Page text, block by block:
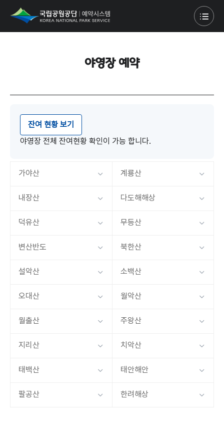
야영장 예약
잔여 현황 보기
야영장 전체 잔여현황 확인이 가능 합니다.
가야산 계룡산
내장산 다도해해상
덕유산 무등산
변산반도 북한산
설악산 소백산
오대산 월악산
월출산 주왕산
지리산 치악산
태백산 태안해안
팔공산 한려해상